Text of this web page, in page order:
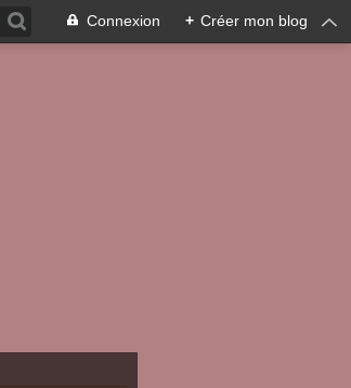
Connexion + Créer mon blog